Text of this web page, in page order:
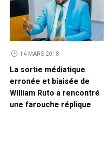
14 MARS 2018
La sortie médiatique
erronée et biaisée de
William Ruto a rencontré
une farouche réplique